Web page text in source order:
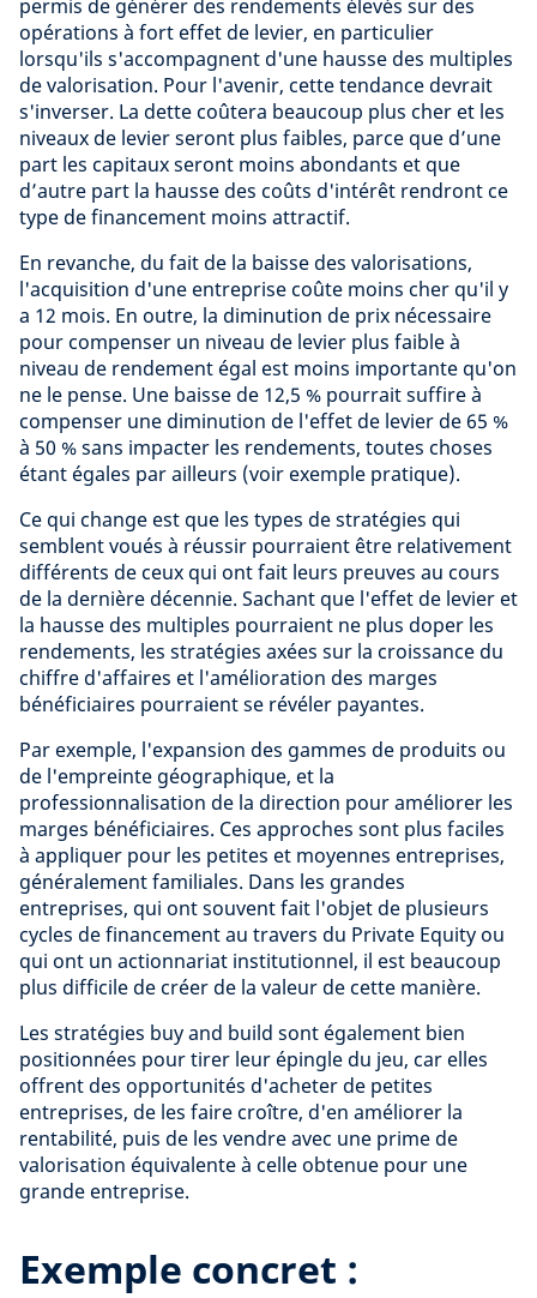
permis de générer des rendements élevés sur des
opérations à fort effet de levier, en particulier
lorsqu'ils s'accompagnent d'une hausse des multiples
de valorisation. Pour l'avenir, cette tendance devrait
s'inverser. La dette coûtera beaucoup plus cher et les
niveaux de levier seront plus faibles, parce que d’une
part les capitaux seront moins abondants et que
d’autre part la hausse des coûts d'intérêt rendront ce
type de financement moins attractif.
En revanche, du fait de la baisse des valorisations,
l'acquisition d'une entreprise coûte moins cher qu'il y
a 12 mois. En outre, la diminution de prix nécessaire
pour compenser un niveau de levier plus faible à
niveau de rendement égal est moins importante qu'on
ne le pense. Une baisse de 12,5 % pourrait suffire à
compenser une diminution de l'effet de levier de 65 %
à 50 % sans impacter les rendements, toutes choses
étant égales par ailleurs (voir exemple pratique).
Ce qui change est que les types de stratégies qui
semblent voués à réussir pourraient être relativement
différents de ceux qui ont fait leurs preuves au cours
de la dernière décennie. Sachant que l'effet de levier et
la hausse des multiples pourraient ne plus doper les
rendements, les stratégies axées sur la croissance du
chiffre d'affaires et l'amélioration des marges
bénéficiaires pourraient se révéler payantes.
Par exemple, l'expansion des gammes de produits ou
de l'empreinte géographique, et la
professionnalisation de la direction pour améliorer les
marges bénéficiaires. Ces approches sont plus faciles
à appliquer pour les petites et moyennes entreprises,
généralement familiales. Dans les grandes
entreprises, qui ont souvent fait l'objet de plusieurs
cycles de financement au travers du Private Equity ou
qui ont un actionnariat institutionnel, il est beaucoup
plus difficile de créer de la valeur de cette manière.
Les stratégies buy and build sont également bien
positionnées pour tirer leur épingle du jeu, car elles
offrent des opportunités d'acheter de petites
entreprises, de les faire croître, d'en améliorer la
rentabilité, puis de les vendre avec une prime de
valorisation équivalente à celle obtenue pour une
grande entreprise.
Exemple concret :